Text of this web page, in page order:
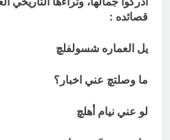
قصائده :
يل العماره شسولفلچ
ما وصلتچ عني اخبار؟
لو عني نيام أهلچ